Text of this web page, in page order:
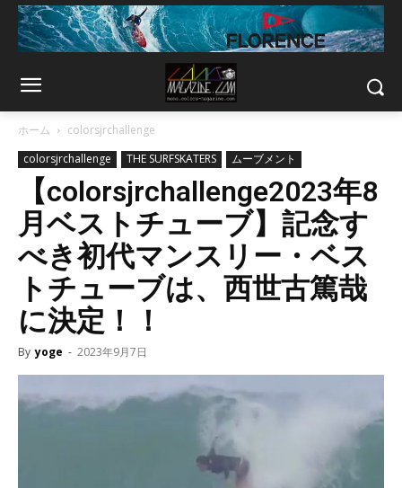
ホーム
colorsjrchallenge
colorsjrchallenge
THE SURFSKATERS ムーブメント
【colorsjrchallenge2023年8
月ベストチューブ】記念す
べき初代マンスリー・ベス
トチューブは、西世古篤哉
に決定！！
By yoge - 2023年9月7日